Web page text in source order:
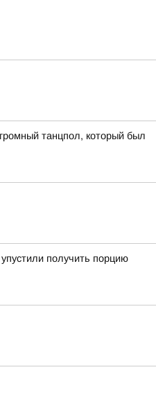
танцпол, который был
получить порцию